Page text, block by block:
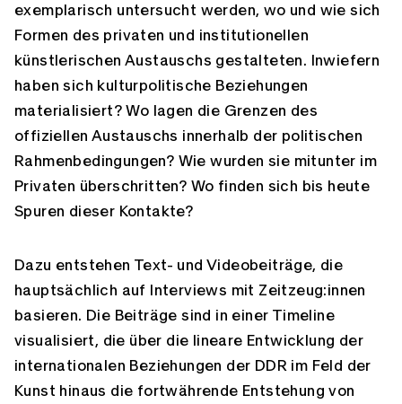
exemplarisch unter­sucht werden, wo und wie sich
Formen des privaten und institutionellen
künstlerischen Austauschs gestalteten. Inwiefern
haben sich kulturpolitische Beziehungen
materialisiert? Wo lagen die Grenzen des
offiziellen Austauschs innerhalb der politischen
Rahmenbedingungen? Wie wurden sie mitunter im
Privaten überschritten? Wo finden sich bis heute
Spuren dieser Kontakte?
Dazu entstehen Text- und Videobeiträge, die
hauptsächlich auf Interviews mit Zeitzeug:innen
basieren. Die Beiträge sind in einer Timeline
visualisiert, die über die lineare Entwicklung der
internationalen Beziehungen der DDR im Feld der
Kunst hinaus die fortwährende Entstehung von